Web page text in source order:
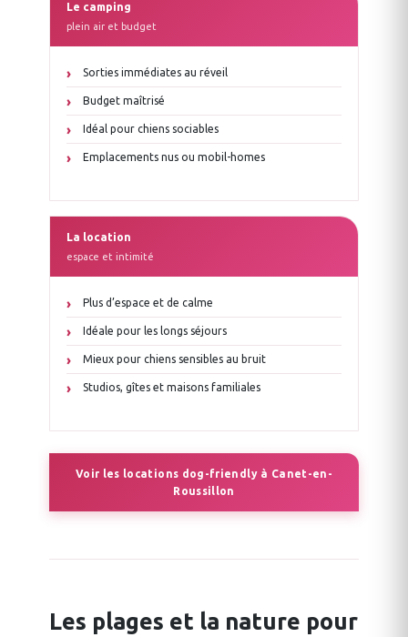
Le camping
plein air et budget
Sorties immédiates au réveil
Budget maîtrisé
Idéal pour chiens sociables
Emplacements nus ou mobil-homes
La location
espace et intimité
Plus d’espace et de calme
Idéale pour les longs séjours
Mieux pour chiens sensibles au bruit
Studios, gîtes et maisons familiales
Voir les locations dog-friendly à Canet-en-
Roussillon
Les plages et la nature pour